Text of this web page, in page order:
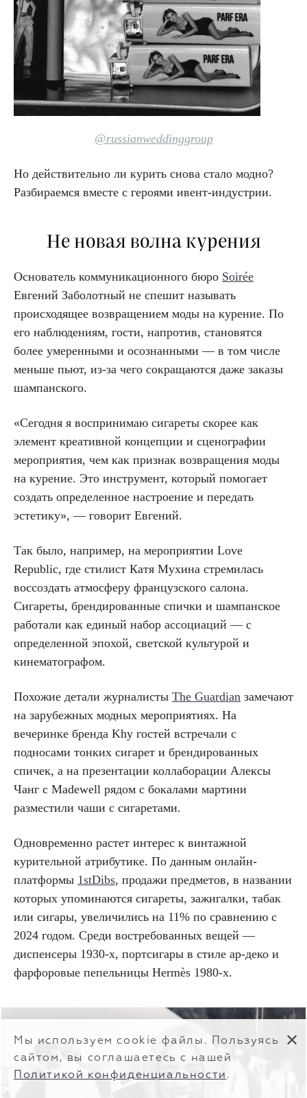
@russianweddinggroup
Но действительно ли курить снова стало модно?
Разбираемся вместе с героями ивент-индустрии.
Не новая волна курения
Основатель коммуникационного бюро Soirée
Евгений Заболотный не спешит называть
происходящее возвращением моды на курение. По
его наблюдениям, гости, напротив, становятся
более умеренными и осознанными — в том числе
меньше пьют, из-за чего сокращаются даже заказы
шампанского.
«Сегодня я воспринимаю сигареты скорее как
элемент креативной концепции и сценографии
мероприятия, чем как признак возвращения моды
на курение. Это инструмент, который помогает
создать определенное настроение и передать
эстетику», — говорит Евгений.
Так было, например, на мероприятии Love
Republic, где стилист Катя Мухина стремилась
воссоздать атмосферу французского салона.
Сигареты, брендированные спички и шампанское
работали как единый набор ассоциаций — с
определенной эпохой, светской культурой и
кинематографом.
Похожие детали журналисты The Guardian замечают
на зарубежных модных мероприятиях. На
вечеринке бренда Khy гостей встречали с
подносами тонких сигарет и брендированных
спичек, а на презентации коллаборации Алексы
Чанг с Madewell рядом с бокалами мартини
разместили чаши с сигаретами.
Одновременно растет интерес к винтажной
курительной атрибутике. По данным онлайн-
платформы 1stDibs, продажи предметов, в названии
которых упоминаются сигареты, зажигалки, табак
или сигары, увеличились на 11% по сравнению с
2024 годом. Среди востребованных вещей —
диспенсеры 1930-х, портсигары в стиле ар-деко и
фарфоровые пепельницы Hermès 1980-х.
Мы используем cookie файлы. Пользуясь
сайтом, вы соглашаетесь с нашей
Политикой конфиденциальности .
✕